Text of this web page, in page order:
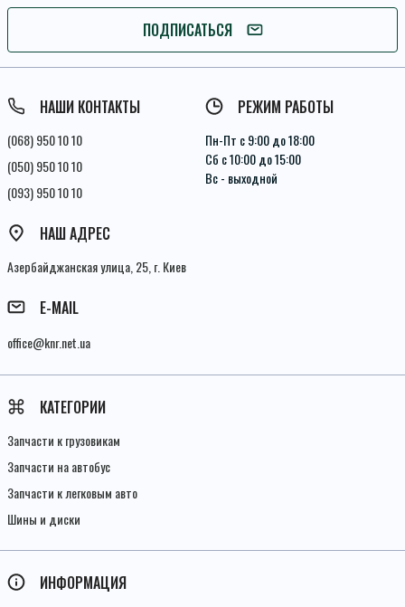
ПОДПИСАТЬСЯ
ПОДПИСАТЬСЯ
Условия соглашения
НАШИ КОНТАКТЫ
(068) 950 10 10
(050) 950 10 10
(093) 950 10 10
РЕЖИМ РАБОТЫ
Пн-Пт с 9:00 до 18:00
Сб с 10:00 до 15:00
Вс - выходной
НАШ АДРЕС
Азербайджанская улица, 25, г. Киев
E-MAIL
office@knr.net.ua
КАТЕГОРИИ
Запчасти к грузовикам
Запчасти на автобус
Запчасти к легковым авто
Шины и диски
ИНФОРМАЦИЯ